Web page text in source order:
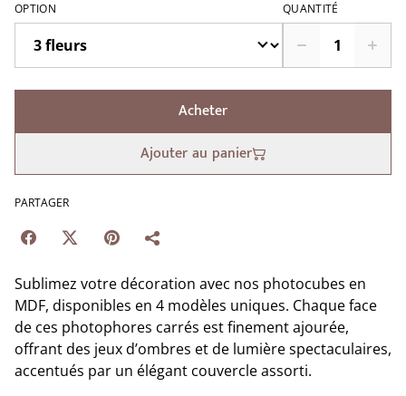
OPTION QUANTITÉ
Acheter
Ajouter au panier
PARTAGER
Sublimez votre décoration avec nos photocubes en
MDF, disponibles en 4 modèles uniques. Chaque face
de ces photophores carrés est finement ajourée,
offrant des jeux d’ombres et de lumière spectaculaires,
accentués par un élégant couvercle assorti.